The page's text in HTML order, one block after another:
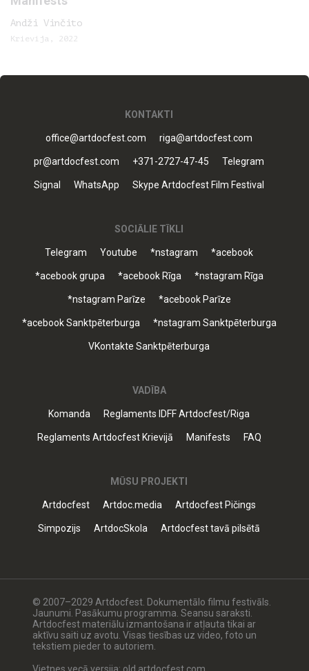
Andži Vinčito
Krievija, 2022
KONTAKTI
office@artdocfest.com riga@artdocfest.com
pr@artdocfest.com +371-2727-47-45 Telegram
Signal WhatsApp Skype Artdocfest Film Festival
SOCIĀLIE TĪKLI
Telegram Youtube *nstagram *acebook
*acebook grupa *acebook Rīga *nstagram Rīga
*nstagram Parīze *acebook Parīze
*acebook Sanktpēterburga *nstagram Sanktpēterburga
VKontakte Sanktpēterburga
VADĪBA
Komanda Reglaments IDFF Artdocfest/Riga
Reglaments Artdocfest Krievijā Manifests FAQ
MŪSU PROJEKTI
Artdocfest Artdoc.media Artdocfest Pičings
Simpozijs ArtdocSkola Artdocfest tavā pilsētā
© 2007–2029 Artdocfest. Dokumentālo filmu festivāls.
Jaunumi. Pasākumu programma. Seansu saraksti.
Artdocfest materiālu izmantošana ir atļauta tikai ar
aktīvu saiti uz avotu. Visas tiesības uz video, foto un
tekstiem pieder to autoriem.
Vietnes vecā versija: old.artdocfest.com.